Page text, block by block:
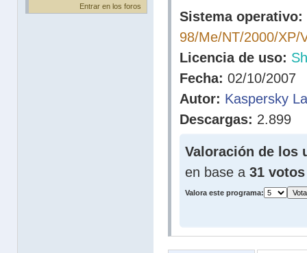
Entrar en los foros
Sistema operativo:
98/Me/NT/2000/XP/
Licencia de uso:
Fecha: 02/10/2007
Autor: Kaspersky
Descargas: 2.899
Valoración de los
en base a 31 votos
Valora este programa: